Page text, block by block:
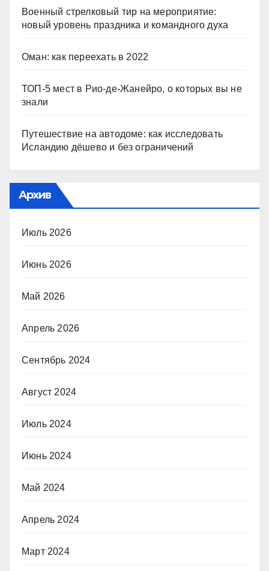
Военный стрелковый тир на мероприятие:
новый уровень праздника и командного духа
Оман: как переехать в 2022
ТОП-5 мест в Рио-де-Жанейро, о которых вы не
знали
Путешествие на автодоме: как исследовать
Исландию дёшево и без ограничений
Архив
Июль 2026
Июнь 2026
Май 2026
Апрель 2026
Сентябрь 2024
Август 2024
Июль 2024
Июнь 2024
Май 2024
Апрель 2024
Март 2024